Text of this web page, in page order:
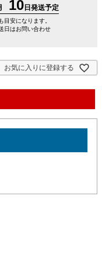
お気に入りに登録する